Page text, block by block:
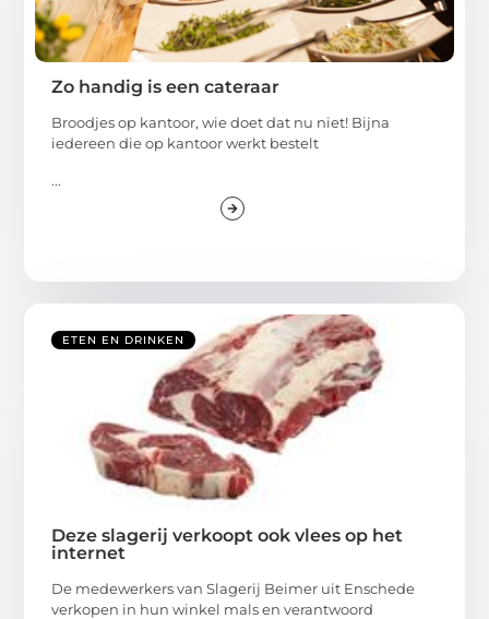
Zo handig is een cateraar
Broodjes op kantoor, wie doet dat nu niet! Bijna
iedereen die op kantoor werkt bestelt
...
ETEN EN DRINKEN
Deze slagerij verkoopt ook vlees op het
internet
De medewerkers van Slagerij Beimer uit Enschede
verkopen in hun winkel mals en verantwoord